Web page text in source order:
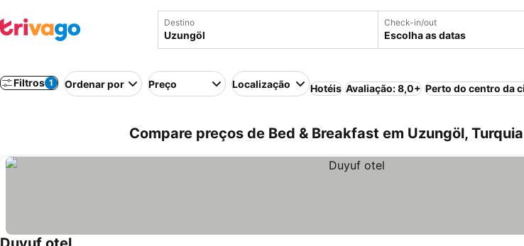
Destino Check-in/out
Escolha as datas
Filtros 1 Ordenar por Preço Localização Hotéis Avaliação: 8,0+ Perto do centro da
Compare preços de Bed & Breakfast em Uzungöl, Turquia